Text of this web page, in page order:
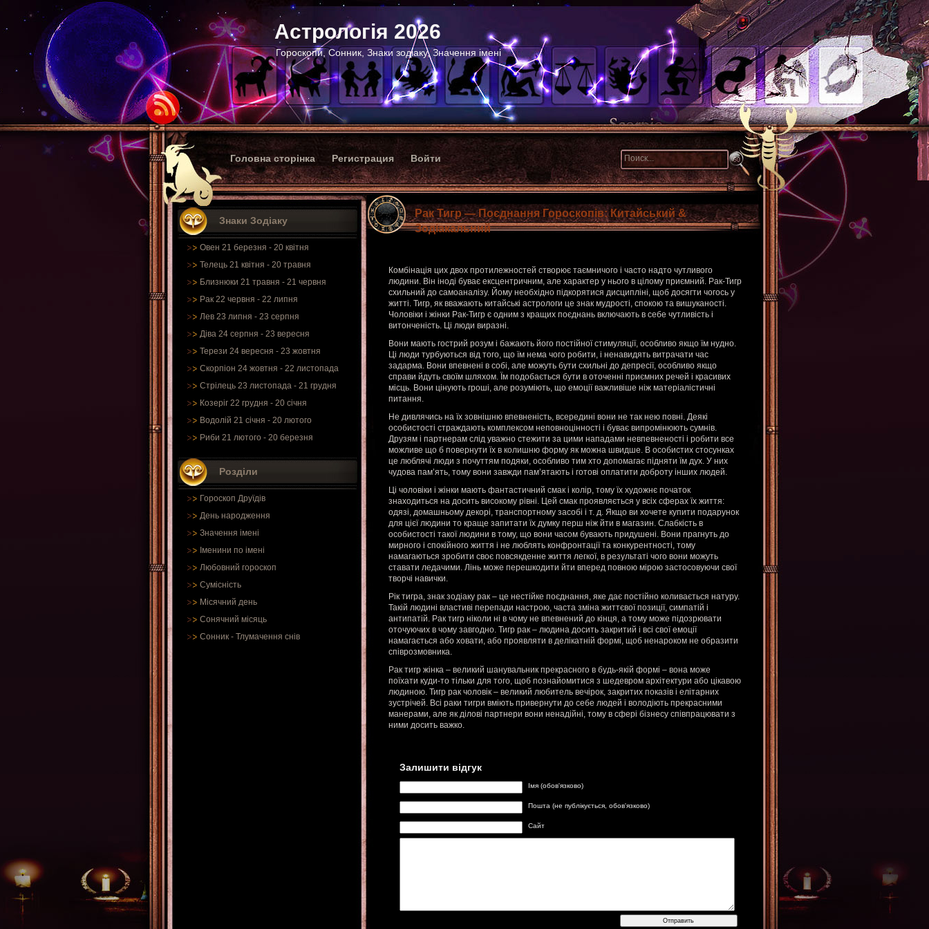
Астрологія 2026
Гороскопи, Сонник, Знаки зодіаку, Значення імені
Головна сторінка Регистрация Войти
Знаки Зодіаку
Овен 21 березня - 20 квітня
Телець 21 квітня - 20 травня
Близнюки 21 травня - 21 червня
Рак 22 червня - 22 липня
Лев 23 липня - 23 серпня
Діва 24 серпня - 23 вересня
Терези 24 вересня - 23 жовтня
Скорпіон 24 жовтня - 22 листопада
Стрілець 23 листопада - 21 грудня
Козеріг 22 грудня - 20 січня
Водолій 21 січня - 20 лютого
Риби 21 лютого - 20 березня
Розділи
Гороскоп Друїдів
День народження
Значення імені
Іменини по імені
Любовний гороскоп
Сумісність
Місячний день
Сонячний місяць
Сонник - Тлумачення снів
Рак Тигр — Поєднання Гороскопів: Китайський &
Зодіакальний
Комбінація цих двох протилежностей створює таємничого і часто надто чутливого
людини. Він іноді буває ексцентричним, але характер у нього в цілому приємний. Рак-Тигр
схильний до самоаналізу. Йому необхідно підкорятися дисципліні, щоб досягти чогось у
житті. Тигр, як вважають китайські астрологи це знак мудрості, спокою та вишуканості.
Чоловіки і жінки Рак-Тигр є одним з кращих поєднань включають в себе чутливість і
витонченість. Ці люди виразні.
Вони мають гострий розум і бажають його постійної стимуляції, особливо якщо їм нудно.
Ці люди турбуються від того, що їм нема чого робити, і ненавидять витрачати час
задарма. Вони впевнені в собі, але можуть бути схильні до депресії, особливо якщо
справи йдуть своїм шляхом. Їм подобається бути в оточенні приємних речей і красивих
місць. Вони цінують гроші, але розуміють, що емоції важливіше ніж матеріалістичні
питання.
Не дивлячись на їх зовнішню впевненість, всередині вони не так нею повні. Деякі
особистості страждають комплексом неповноцінності і буває випромінюють сумнів.
Друзям і партнерам слід уважно стежити за цими нападами невпевненості і робити все
можливе що б повернути їх в колишню форму як можна швидше. В особистих стосунках
це люблячі люди з почуттям подяки, особливо тим хто допомагає підняти їм дух. У них
чудова пам’ять, тому вони завжди пам’ятають і готові оплатити доброту інших людей.
Ці чоловіки і жінки мають фантастичний смак і колір, тому їх художнє початок
знаходиться на досить високому рівні. Цей смак проявляється у всіх сферах їх життя:
одязі, домашньому декорі, транспортному засобі і т. д. Якщо ви хочете купити подарунок
для цієї людини то краще запитати їх думку перш ніж йти в магазин. Слабкість в
особистості такої людини в тому, що вони часом бувають придушені. Вони прагнуть до
мирного і спокійного життя і не люблять конфронтації та конкурентності, тому
намагаються зробити своє повсякденне життя легкої, в результаті чого вони можуть
ставати ледачими. Лінь може перешкодити йти вперед повною мірою застосовуючи свої
творчі навички.
Рік тигра, знак зодіаку рак – це нестійке поєднання, яке дає постійно коливається натуру.
Такій людині властиві перепади настрою, часта зміна життєвої позиції, симпатій і
антипатій. Рак тигр ніколи ні в чому не впевнений до кінця, а тому може підозрювати
оточуючих в чому завгодно. Тигр рак – людина досить закритий і всі свої емоції
намагається або ховати, або проявляти в делікатній формі, щоб ненароком не образити
співрозмовника.
Рак тигр жінка – великий шанувальник прекрасного в будь-якій формі – вона може
поїхати куди-то тільки для того, щоб познайомитися з шедевром архітектури або цікавою
людиною. Тигр рак чоловік – великий любитель вечірок, закритих показів і елітарних
зустрічей. Всі раки тигри вміють привернути до себе людей і володіють прекрасними
манерами, але як ділові партнери вони ненадійні, тому в сфері бізнесу співпрацювати з
ними досить важко.
Залишити відгук
Імя (обов'язково)
Пошта (не публікується, обов'язково)
Сайт